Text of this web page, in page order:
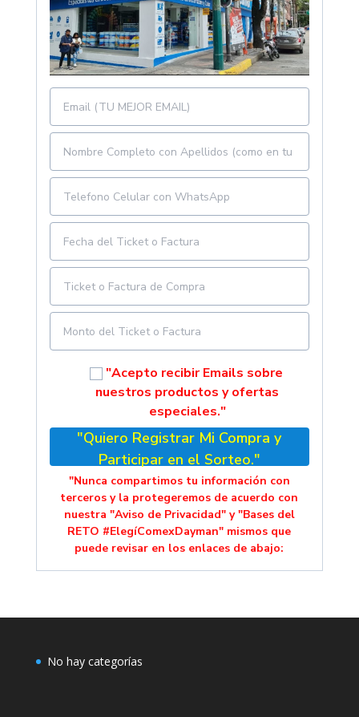
"Acepto recibir Emails sobre
nuestros productos y ofertas
especiales."
"Quiero Registrar Mi Compra y
Participar en el Sorteo."
"Nunca compartimos tu información con
terceros y la protegeremos de acuerdo con
nuestra "Aviso de Privacidad" y "Bases del
RETO #ElegíComexDayman" mismos que
puede revisar en los enlaces de abajo:
No hay categorías